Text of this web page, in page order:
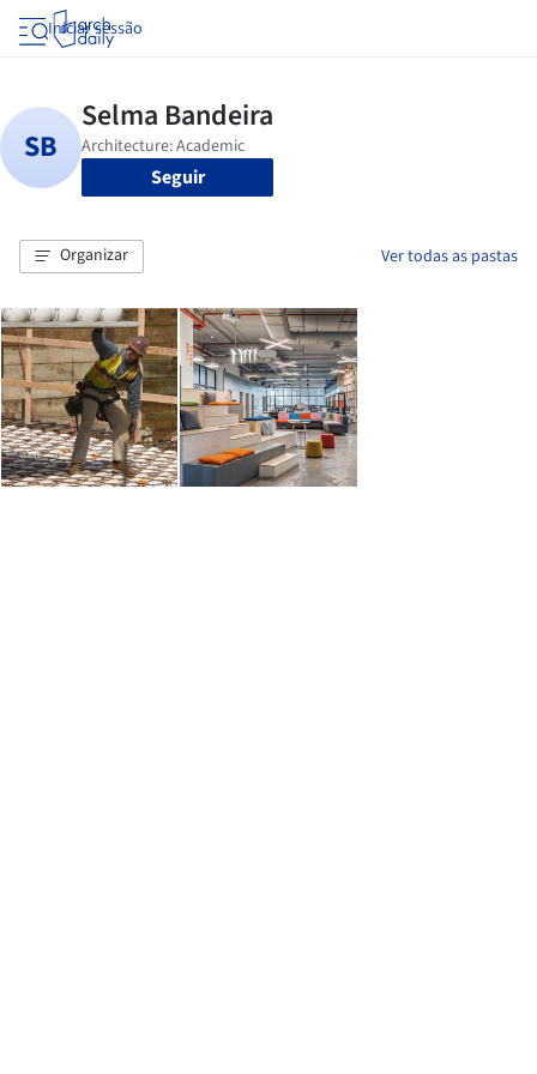
Iniciar sessão
Seguir
Organizar Ver todas as pastas